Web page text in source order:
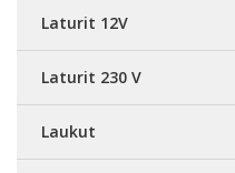
Laturit 12V
Laturit 230 V
Laukut